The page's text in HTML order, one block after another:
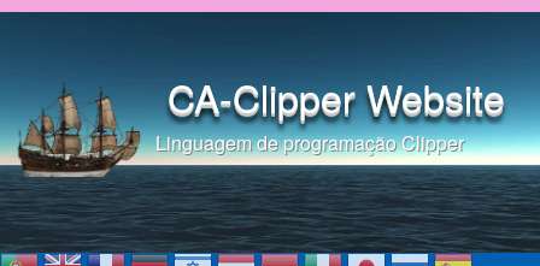
Pular para o conteúdo
CA-Clipper Website
Linguagem de programação Clipper